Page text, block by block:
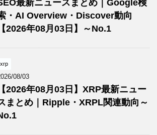
最新ニュースまとめ｜Google検
・AI Overview・Discover動向
【2026年08月03日】～No.1
xrp
08/03
【2026年08月03日】XRP最新ニュー
まとめ｜Ripple・XRPL関連動向～